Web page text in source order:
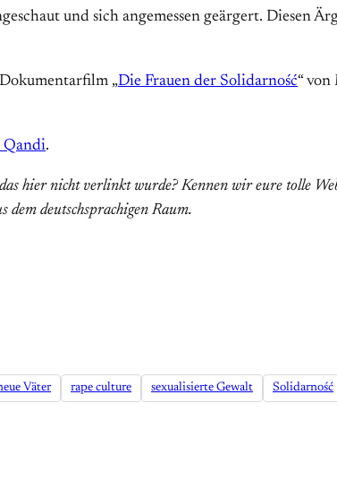
und sich angemessen geärgert. Diesen
„Die Frauen der Solidarność“
Qandi.
hier nicht verlinkt wurde? Kennen wir eure tolle
deutschsprachigen Raum.
Väter rape culture sexualisierte Gewalt Solidarność